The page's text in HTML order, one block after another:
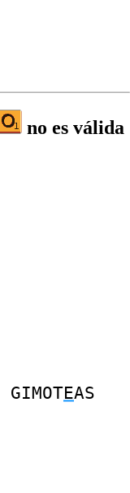
no es válida
GIMOTEAS